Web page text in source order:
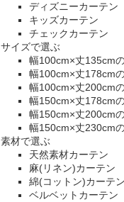
ディズニーカーテン
キッズカーテン
チェックカーテン
サイズで選ぶ
幅100cm×丈135cm
幅100cm×丈178cm
幅100cm×丈200cm
幅150cm×丈178cm
幅150cm×丈200cm
幅150cm×丈230cm
素材で選ぶ
天然素材カーテン
麻(リネン)カーテン
綿(コットン)カーテン
ベルベットカーテン